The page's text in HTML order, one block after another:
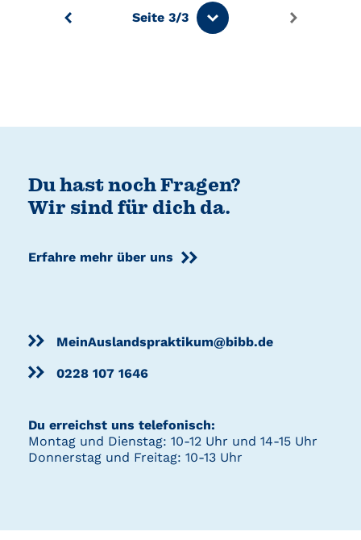
Du hast noch Fragen?
Wir sind für dich da.
Erfahre mehr über uns
MeinAuslandspraktikum@bibb.de
0228 107 1646
Du erreichst uns telefonisch:
Montag und Dienstag: 10-12 Uhr und 14-15 Uhr
Donnerstag und Freitag: 10-13 Uhr